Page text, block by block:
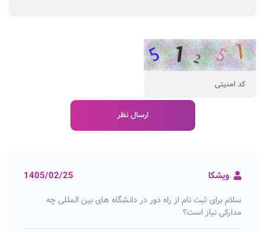
ویشکا 1405/02/25
سلام برای ثبت نام از راه دور در دانشگاه های بین المللی چه
مدارکی نیاز است؟